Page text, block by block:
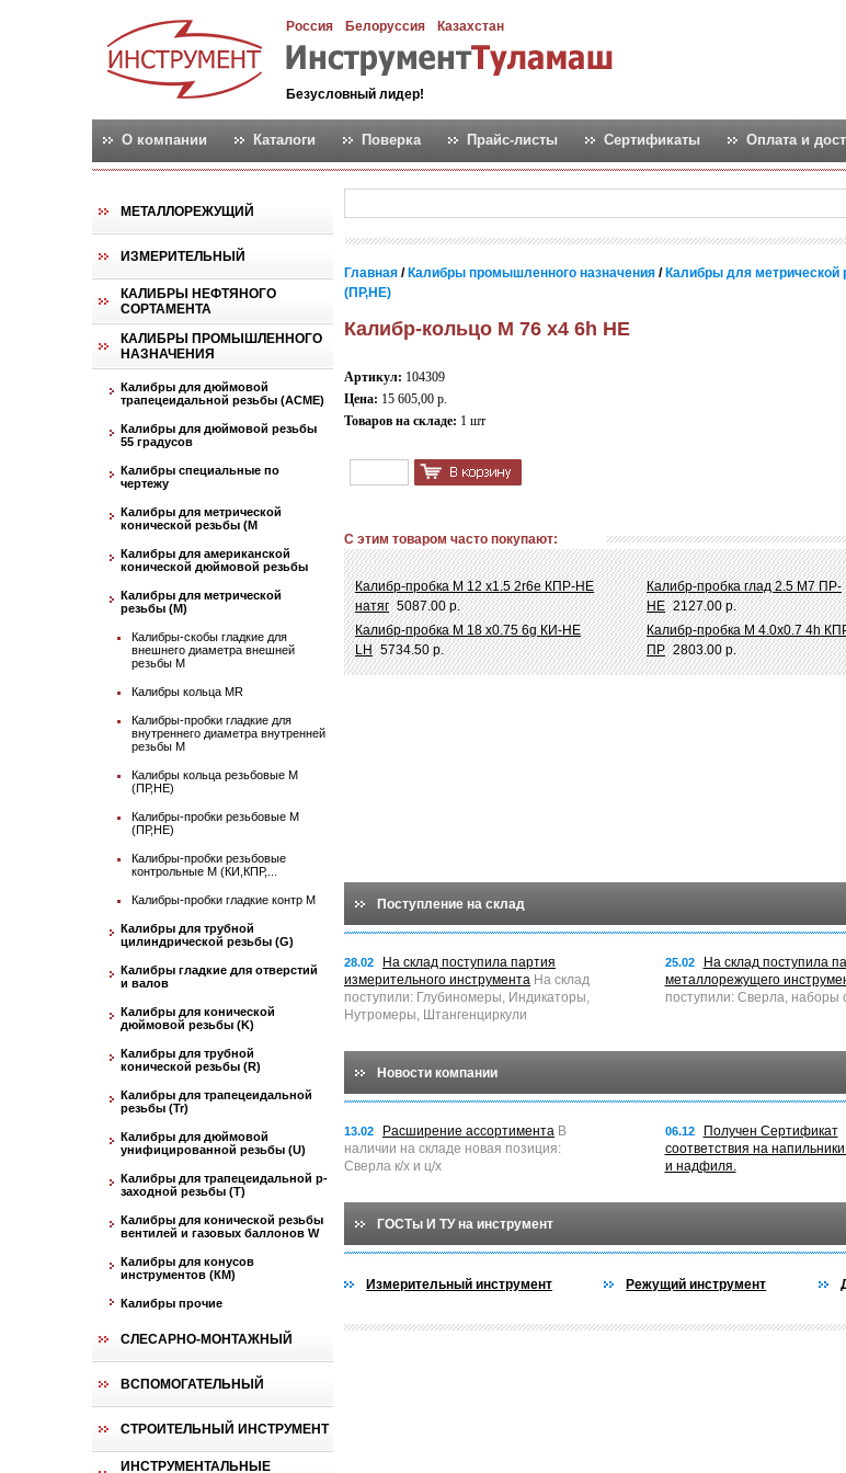
Россия Белоруссия Казахстан
Безусловный лидер!
О компании Каталоги Поверка Прайс-листы Сертификаты Оплата и
МЕТАЛЛОРЕЖУЩИЙ
ИЗМЕРИТЕЛЬНЫЙ
КАЛИБРЫ НЕФТЯНОГО
СОРТАМЕНТА
КАЛИБРЫ ПРОМЫШЛЕННОГО
НАЗНАЧЕНИЯ
Калибры для дюймовой
трапецеидальной резьбы (АСМЕ)
Калибры для дюймовой резьбы
55 градусов
Калибры специальные по
чертежу
Калибры для метрической
конической резьбы (М
Калибры для американской
конической дюймовой резьбы
Калибры для метрической
резьбы (М)
Калибры-скобы гладкие для
внешнего диаметра внешней
резьбы М
Калибры кольца MR
Калибры-пробки гладкие для
внутреннего диаметра внутренней
резьбы М
Калибры кольца резьбовые М
(ПР,НЕ)
Калибры-пробки резьбовые М
(ПР,НЕ)
Калибры-пробки резьбовые
контрольные М (КИ,КПР,...
Калибры-пробки гладкие контр М
Калибры для трубной
цилиндрической резьбы (G)
Калибры гладкие для отверстий
и валов
Калибры для конической
дюймовой резьбы (K)
Калибры для трубной
конической резьбы (R)
Калибры для трапецеидальной
резьбы (Tr)
Калибры для дюймовой
унифицированной резьбы (U)
Калибры для трапецеидальной p-
заходной резьбы (T)
Калибры для конической резьбы
вентилей и газовых баллонов W
Калибры для конусов
инструментов (КМ)
Калибры прочие
СЛЕСАРНО-МОНТАЖНЫЙ
ВСПОМОГАТЕЛЬНЫЙ
СТРОИТЕЛЬНЫЙ ИНСТРУМЕНТ
ИНСТРУМЕНТАЛЬНЫЕ
Главная / Калибры промышленного назначения / Калибры для метрической
(ПР,НЕ)
Калибр-кольцо М 76 х4 6h НЕ
Артикул: 104309
Цена: 15 605,00 р.
Товаров на складе: 1 шт
С этим товаром часто покупают:
Калибр-пробка М 12 х1.5 2r6e КПР-НЕ
натяг 5087.00 р.
Калибр-пробка глад 2.5 M7 ПР-
НЕ 2127.00 р.
Калибр-пробка М 18 х0.75 6g КИ-НЕ
LH 5734.50 р.
Калибр-пробка М 4.0х0.7 4h
ПР 2803.00 р.
Поступление на склад
28.02
На склад поступила партия
измерительного инструмента На склад
поступили: Глубиномеры, Индикаторы,
Нутромеры, Штангенциркули
25.02
На склад поступила
металлорежущего
поступили: Сверла, наборы
Новости компании
13.02 Расширение ассортимента В
наличии на складе новая позиция:
Сверла к/х и ц/х
06.12
Получен Сертификат
соответствия на
и надфиля.
ГОСТы И ТУ на инструмент
Измерительный инструмент Режущий инструмент